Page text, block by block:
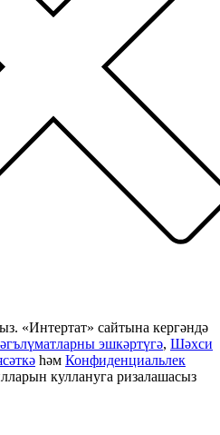
«Интертат» сайтына кергәндә
эшкәртүгә, Шәхси
һәм Конфиденциальлек
куллануга ризалашасыз